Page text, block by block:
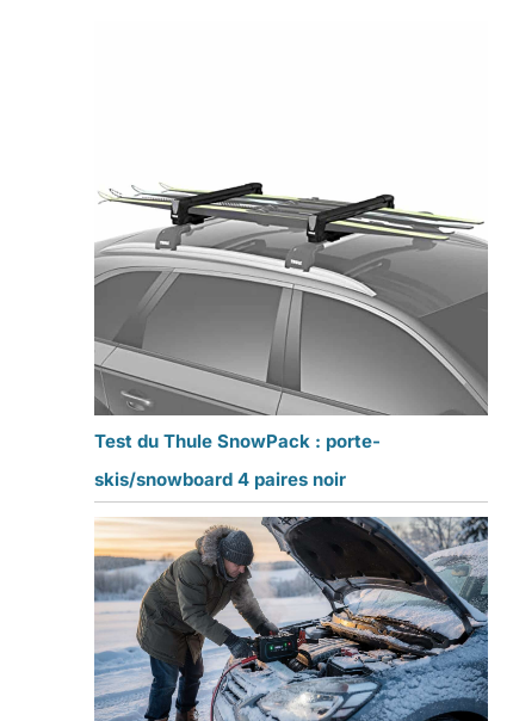
Test du Thule SnowPack : porte-
skis/snowboard 4 paires noir